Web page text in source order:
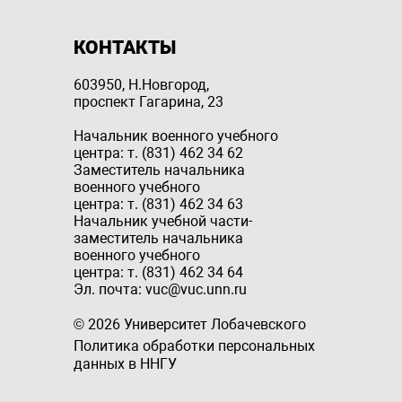
КОНТАКТЫ
603950, Н.Новгород,
проспект Гагарина, 23
Начальник военного учебного
центра: т. (831) 462 34 62
Заместитель начальника
военного учебного
центра: т. (831) 462 34 63
Начальник учебной части-
заместитель начальника
военного учебного
центра: т. (831) 462 34 64
Эл. почта: vuc@vuc.unn.ru
© 2026 Университет Лобачевского
Политика обработки персональных
данных в ННГУ